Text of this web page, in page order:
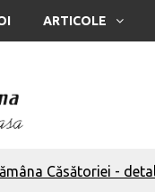
ARTICOLE
Căsătoriei -
Căsătoriei - Ce